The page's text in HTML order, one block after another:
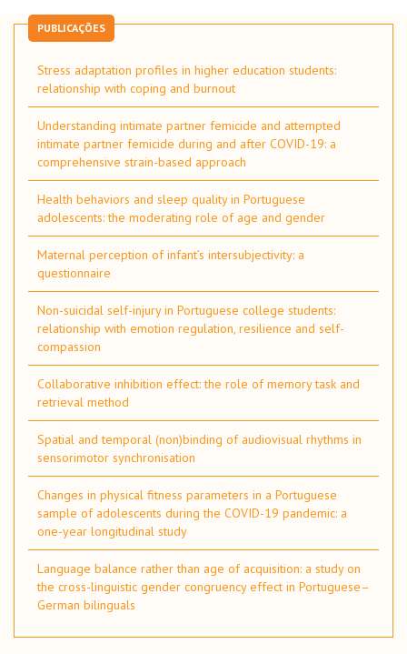
PUBLICAÇÕES
Stress adaptation profiles in higher education students:
relationship with coping and burnout
Understanding intimate partner femicide and attempted
intimate partner femicide during and after COVID-19: a
comprehensive strain-based approach
Health behaviors and sleep quality in Portuguese
adolescents: the moderating role of age and gender
Maternal perception of infant’s intersubjectivity: a
questionnaire
Non-suicidal self-injury in Portuguese college students:
relationship with emotion regulation, resilience and self-
compassion
Collaborative inhibition effect: the role of memory task and
retrieval method
Spatial and temporal (non)binding of audiovisual rhythms in
sensorimotor synchronisation
Changes in physical fitness parameters in a Portuguese
sample of adolescents during the COVID-19 pandemic: a
one-year longitudinal study
Language balance rather than age of acquisition: a study on
the cross-linguistic gender congruency effect in Portuguese–
German bilinguals